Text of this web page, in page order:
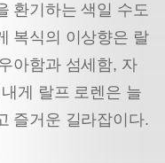
환기하는 색일 수도
복식의 이상향은 랄
아함과 섬세함, 자
게 랄프 로렌은 늘
즐거운 길라잡이다.